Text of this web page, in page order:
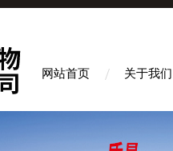
网站首页 关于我们